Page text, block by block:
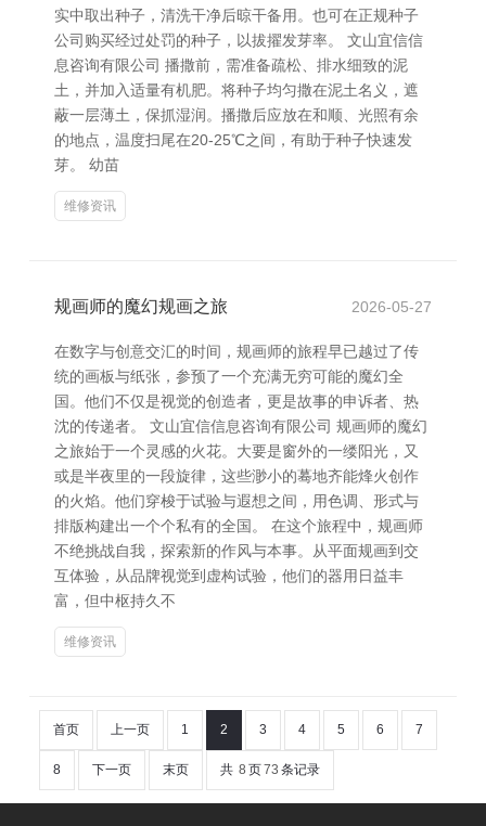
实中取出种子，清洗干净后晾干备用。也可在正规种子
公司购买经过处罚的种子，以拔擢发芽率。 文山宜信信
息咨询有限公司 播撒前，需准备疏松、排水细致的泥
土，并加入适量有机肥。将种子均匀撒在泥土名义，遮
蔽一层薄土，保抓湿润。播撒后应放在和顺、光照有余
的地点，温度扫尾在20-25℃之间，有助于种子快速发
芽。 幼苗
维修资讯
规画师的魔幻规画之旅 2026-05-27
在数字与创意交汇的时间，规画师的旅程早已越过了传
统的画板与纸张，参预了一个充满无穷可能的魔幻全
国。他们不仅是视觉的创造者，更是故事的申诉者、热
沈的传递者。 文山宜信信息咨询有限公司 规画师的魔幻
之旅始于一个灵感的火花。大要是窗外的一缕阳光，又
或是半夜里的一段旋律，这些渺小的蓦地齐能烽火创作
的火焰。他们穿梭于试验与遐想之间，用色调、形式与
排版构建出一个个私有的全国。 在这个旅程中，规画师
不绝挑战自我，探索新的作风与本事。从平面规画到交
互体验，从品牌视觉到虚构试验，他们的器用日益丰
富，但中枢持久不
维修资讯
首页 上一页 1 2 3 4 5 6 7
8 下一页 末页 共 8 页73 条记录